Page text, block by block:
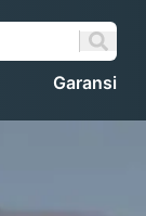
Garansi